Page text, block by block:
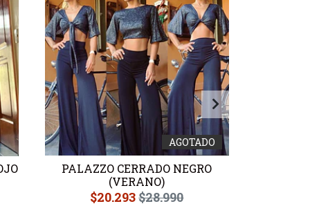
AGOTADO
PALAZZO CERRADO NEGRO
(VERANO)
$20.293$28.990